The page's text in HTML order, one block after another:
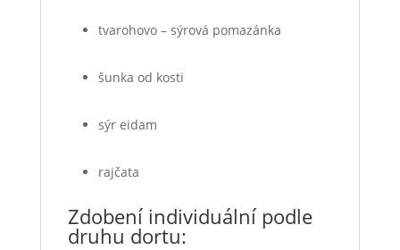
tvarohovo – sýrová pomazánka
šunka od kosti
sýr eidam
rajčata
Zdobení individuální podle
druhu dortu: